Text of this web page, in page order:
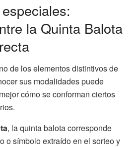
la Quinta Balota
de los elementos distintivos de
sus modalidades puede
cómo se conforman ciertos
, la quinta balota corresponde
o símbolo extraído en el sorteo y